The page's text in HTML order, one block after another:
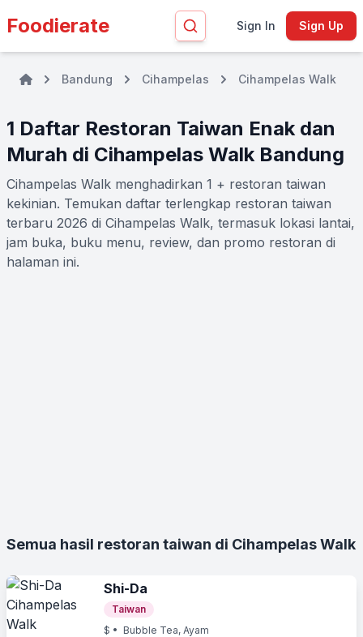
Foodierate Sign In Sign Up
Bandung Cihampelas Cihampelas Walk
1 Daftar Restoran Taiwan Enak dan
Murah di Cihampelas Walk Bandung
Cihampelas Walk menghadirkan 1 + restoran taiwan
kekinian. Temukan daftar terlengkap restoran taiwan
terbaru 2026 di Cihampelas Walk, termasuk lokasi lantai,
jam buka, buku menu, review, dan promo restoran di
halaman ini.
Semua hasil restoran taiwan di Cihampelas Walk
Shi-Da
Taiwan
$ • Bubble Tea, Ayam